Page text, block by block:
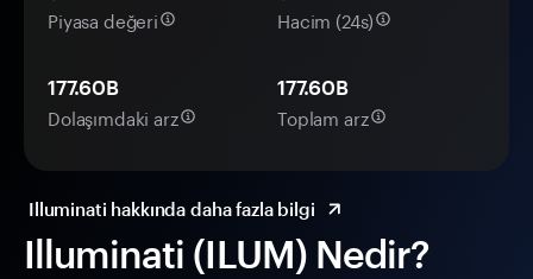
Illuminati (ILUM) Nedir?
Piyasa değeri Hacim (24s)
177.60B
Dolaşımdaki arz
177.60B
Toplam arz
Illuminati hakkında daha fazla bilgi